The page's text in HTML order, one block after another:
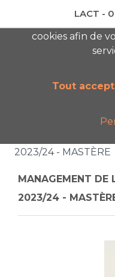
Boutique
2023/24 - MASTÈRE
MANAGEMENT DE
2023/24 -
cookies afin de
Tout
LACT -